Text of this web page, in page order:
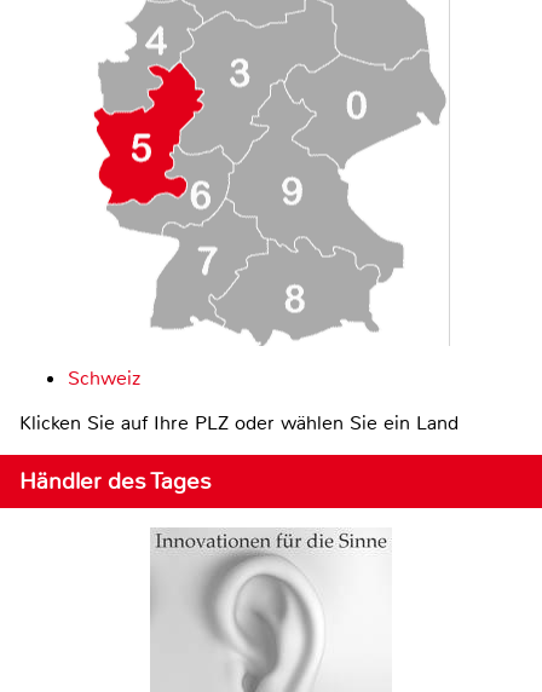
Schweiz
Klicken Sie auf Ihre PLZ oder wählen Sie ein Land
Händler des Tages